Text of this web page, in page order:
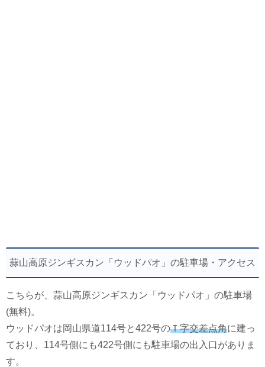
蒜山高原ジンギスカン「ウッドパオ」の駐車場・アクセス
こちらが、蒜山高原ジンギスカン「ウッドパオ」の駐車場
(無料)。
ウッドパオは岡山県道114号と422号のＴ字交差点角に建っ
ており、114号側にも422号側にも駐車場の出入口がありま
す。